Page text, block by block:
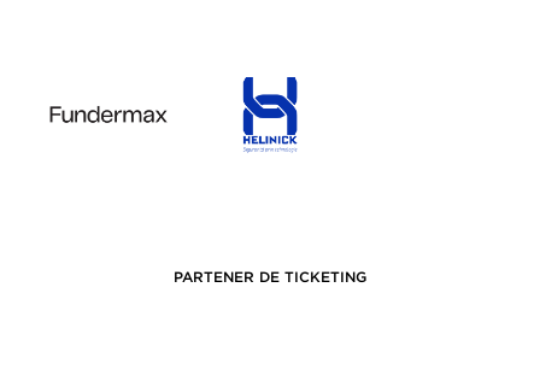
PARTENER DE TICKETING